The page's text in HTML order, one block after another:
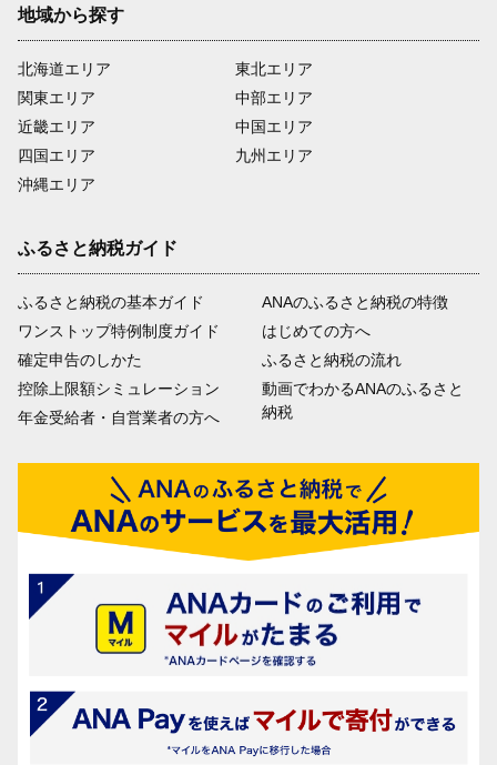
地域から探す
北海道エリア
関東エリア
近畿エリア
四国エリア
沖縄エリア
東北エリア
中部エリア
中国エリア
九州エリア
ふるさと納税ガイド
ふるさと納税の基本ガイド
ワンストップ特例制度ガイド
確定申告のしかた
控除上限額シミュレーション
年金受給者・自営業者の方へ
ANAのふるさと納税の特徴
はじめての方へ
ふるさと納税の流れ
動画でわかるANAのふるさと
納税